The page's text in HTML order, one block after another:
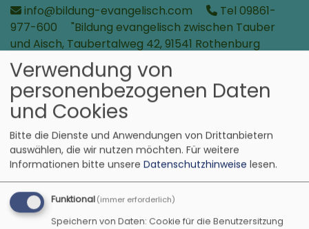
Direkt
zum
Inhalt
info@bildung-evangelisch.com
Tel 09861-
977-600
"Bildung evangelisch zwischen Tauber
und Aisch, Taubertalweg 42, 91541 Rothenburg
o.d. Tauber
Bildung evangelisch
in der Region zwischen Tauber und Aisch
Verwendung von
personenbezogenen Daten
und Cookies
Bitte die Dienste und Anwendungen von Drittanbietern
auswählen, die wir nutzen möchten. Für weitere
Informationen bitte unsere Datenschutzhinweise lesen.
Funktional(immer erforderlich)
Speichern von Daten: Cookie für die Benutzersitzung